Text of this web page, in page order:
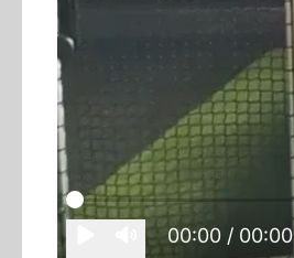
00:00 / 00:00